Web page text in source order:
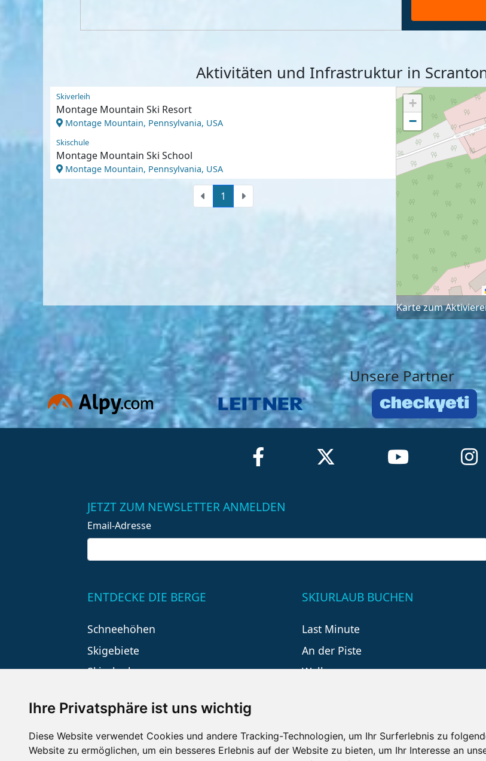
Ihre Privatsphäre ist uns wichtig
Diese Website verwendet Cookies und andere Tracking-Technologien, um Ihr Surferlebnis zu
Website zu ermöglichen, um ein besseres Erlebnis auf der Website zu bieten, um Ihr Interesse an
Aktivitäten und Infrastruktur in
Skiverleih
Montage Mountain Ski Resort
Montage Mountain, Pennsylvania, USA
Skischule
Montage Mountain Ski School
Montage Mountain, Pennsylvania, USA
1
+
−
Karte zum
Unsere Partner
JETZT ZUM NEWSLETTER ANMELDEN
Email-Adresse
ENTDECKE DIE BERGE
Schneehöhen
Skigebiete
Skiurlaub
SKIURLAUB BUCHEN
Last Minute
An der Piste
Wellness